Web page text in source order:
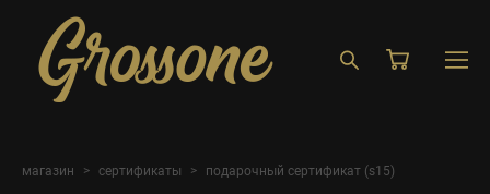
магазин > сертификаты > подарочный сертификат (s15)